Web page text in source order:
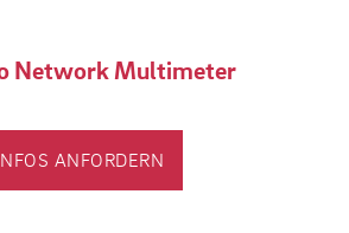
Network Multimeter
ANFORDERN